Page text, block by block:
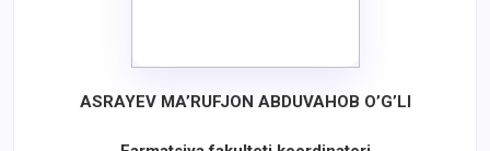
ASRAYEV MA’RUFJON ABDUVAHOB O’G’LI